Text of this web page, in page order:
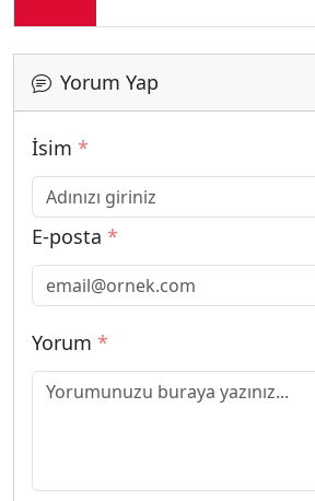
Yorum Yap
İsim *
E-posta *
Yorum *